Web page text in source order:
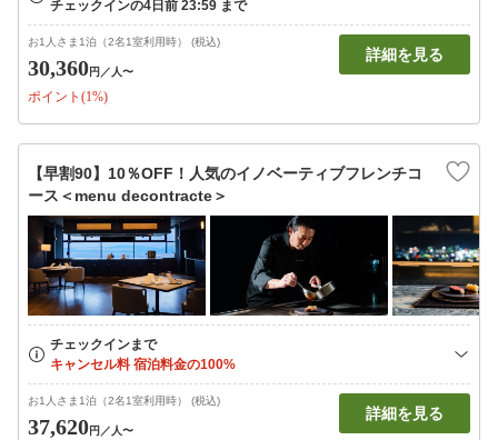
お1人さま1泊（2名1室利用時） (税込)
30,360円 ／人〜
ポイント(1%)
詳細を見る
【早割90】10％OFF！人気のイノベーティブフレンチコ
ース＜menu decontracte＞
お1人さま1泊（2名1室利用時） (税込)
37,620円 ／人〜
詳細を見る